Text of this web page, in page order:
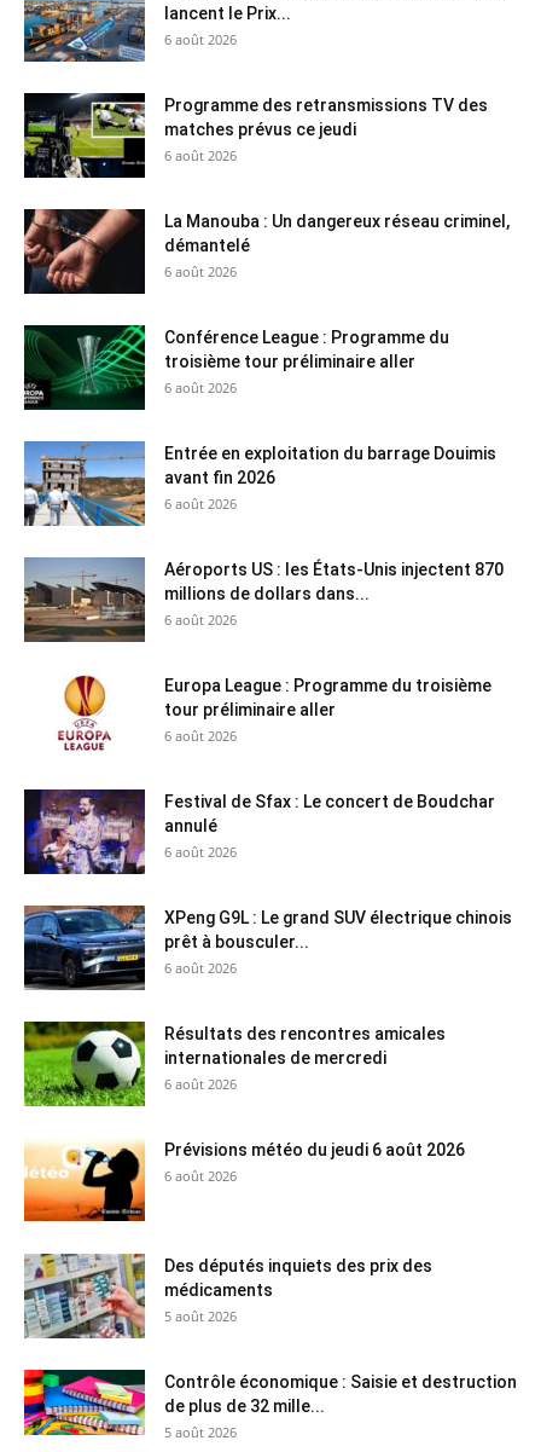
lancent le Prix...
6 août 2026
Programme des retransmissions TV des
matches prévus ce jeudi
6 août 2026
La Manouba : Un dangereux réseau criminel,
démantelé
6 août 2026
Conférence League : Programme du
troisième tour préliminaire aller
6 août 2026
Entrée en exploitation du barrage Douimis
avant fin 2026
6 août 2026
Aéroports US : les États-Unis injectent 870
millions de dollars dans...
6 août 2026
Europa League : Programme du troisième
tour préliminaire aller
6 août 2026
Festival de Sfax : Le concert de Boudchar
annulé
6 août 2026
XPeng G9L : Le grand SUV électrique chinois
prêt à bousculer...
6 août 2026
Résultats des rencontres amicales
internationales de mercredi
6 août 2026
Prévisions météo du jeudi 6 août 2026
6 août 2026
Des députés inquiets des prix des
médicaments
5 août 2026
Contrôle économique : Saisie et destruction
de plus de 32 mille...
5 août 2026